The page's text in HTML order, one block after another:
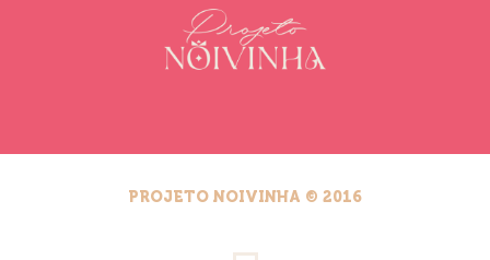
PROJETO NOIVINHA © 2016